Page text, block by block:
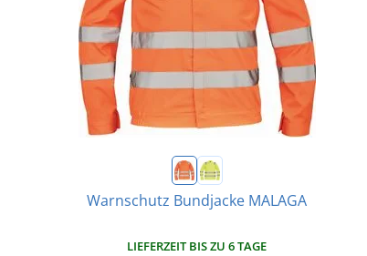
Warnschutz Bundjacke MALAGA
LIEFERZEIT BIS ZU 6 TAGE